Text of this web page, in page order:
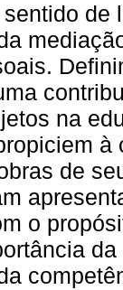
de
na
de
o